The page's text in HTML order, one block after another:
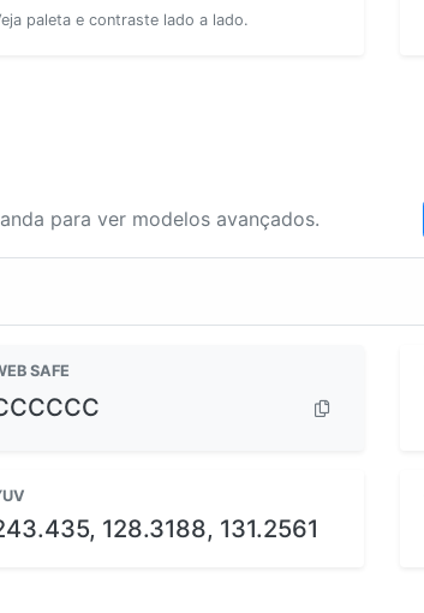
paleta e contraste lado a lado.
para ver modelos avançados.
SAFE
128.3188, 131.2561